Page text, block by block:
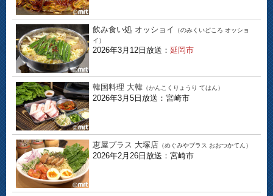
飲み食い処 オッショイ
（のみくいどころ オッショ
イ）
2026年3月12日放送： 延岡市
韓国料理 大韓 （かんこくりょうり てはん）
2026年3月5日放送：宮崎市
恵屋プラス 大塚店 （めぐみやプラス おおつかてん）
2026年2月26日放送：宮崎市